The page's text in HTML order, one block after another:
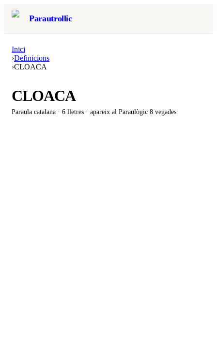
Parautrollic
Inici
›Definicions
›CLOACA
CLOACA
Paraula catalana · 6 lletres · apareix al Paraulògic 8 vegades